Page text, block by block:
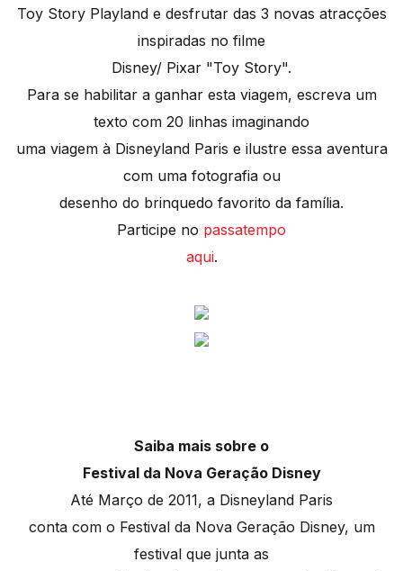
Toy Story Playland e desfrutar das 3 novas atracções
inspiradas no filme
Disney/ Pixar "Toy Story".
Para se habilitar a ganhar esta viagem, escreva um
texto com 20 linhas imaginando
uma viagem à Disneyland Paris e ilustre essa aventura
com uma fotografia ou
desenho do brinquedo favorito da família.
Participe no passatempo
aqui.
Saiba mais sobre o
Festival da Nova Geração Disney
Até Março de 2011, a Disneyland Paris
conta com o Festival da Nova Geração Disney, um
festival que junta as